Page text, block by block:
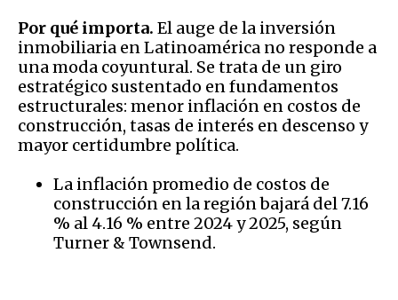
Por qué importa. El auge de la inversión
inmobiliaria en Latinoamérica no responde a
una moda coyuntural. Se trata de un giro
estratégico sustentado en fundamentos
estructurales: menor inflación en costos de
construcción, tasas de interés en descenso y
mayor certidumbre política.
La inflación promedio de costos de
construcción en la región bajará del 7.16
% al 4.16 % entre 2024 y 2025, según
Turner & Townsend.